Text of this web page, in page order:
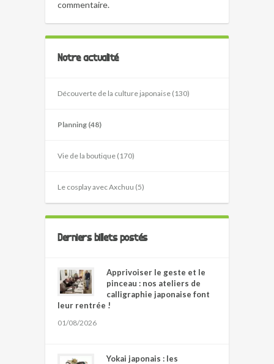
commentaire.
Notre actualité
Découverte de la culture japonaise (130)
Planning (48)
Vie de la boutique (170)
Le cosplay avec Axchuu (5)
Derniers billets postés
Apprivoiser le geste et le
pinceau : nos ateliers de
calligraphie japonaise font
leur rentrée !
01/08/2026
Yokai japonais : les